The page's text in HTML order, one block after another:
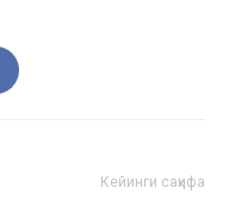
Кейинги саҳифа